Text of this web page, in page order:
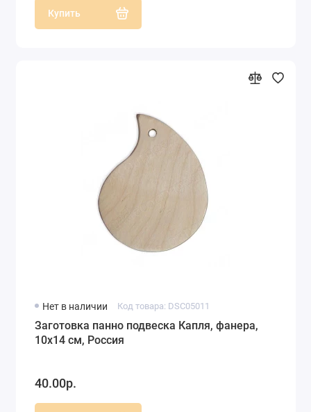
Купить
Нет в наличии Код товара: DSC05011
Заготовка панно подвеска Капля, фанера,
10х14 см, Россия
40.00р.